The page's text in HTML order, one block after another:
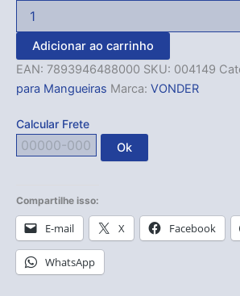
Adicionar ao carrinho
EAN: 7893946488000 SKU: 004149
para Mangueiras Marca: VONDER
Calcular Frete
Ok
Compartilhe isso:
E-mail X Facebook
WhatsApp